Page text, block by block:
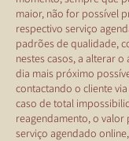
maior, não for possível
respectivo serviço
padrões de qualidade,
nestes casos, a alterar
dia mais próximo
contactando o cliente
caso de total
reagendamento, o
serviço agendado